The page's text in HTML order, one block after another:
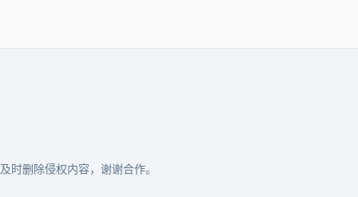
时删除侵权内容，谢谢合作。